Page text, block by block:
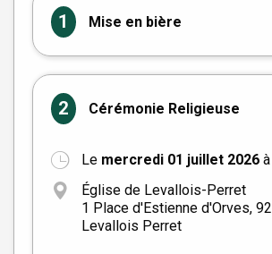
1 Mise en bière
2 Cérémonie Religieuse
Le mercredi 01 juillet 2026 à
Église de Levallois-Perret
1 Place d'Estienne d'Orves,
Levallois Perret